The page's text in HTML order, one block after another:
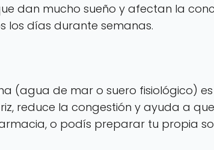
dan mucho sueño y afectan la
los días durante semanas.
(agua de mar o suero fisiológico)
reduce la congestión y ayuda a
o podís preparar tu propia